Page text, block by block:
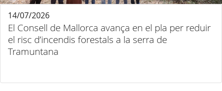
El Consell de Mallorca avança en el pla per reduir
el risc d’incendis forestals a la serra de
Tramuntana
14/07/2026